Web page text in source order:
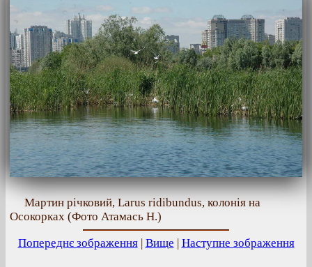
Мартин річковий, Larus ridibundus, колонія на
Осокорках (Фото Атамась Н.)
Попереднє зображення| Вище Наступне зображення